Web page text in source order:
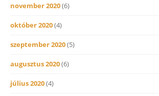
november 2020(6)
október 2020(4)
szeptember 2020(5)
augusztus 2020(6)
július 2020(4)